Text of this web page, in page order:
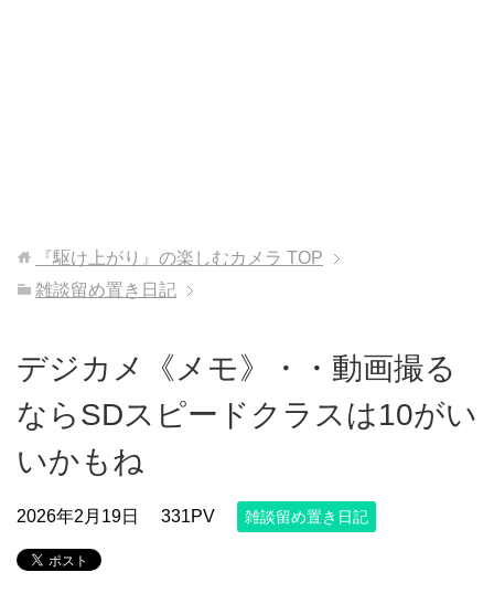
『駆け上がり』の楽しむカメラ TOP
雑談留め置き日記
デジカメ《メモ》・・動画撮る
ならSDスピードクラスは10がい
いかもね
2026年2月19日 331PV 雑談留め置き日記